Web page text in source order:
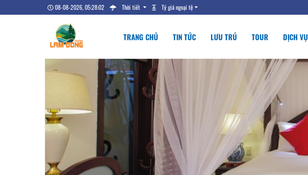
08-08-2026, 05:28:02 Thời tiết Tỷ giá ngoại tệ
TRANG CHỦ TIN TỨC LƯU TRÚ TOUR DỊCH VỤ